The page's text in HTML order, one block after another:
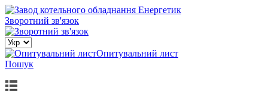
Зворотний зв'язок
Опитувальний лист
Пошук